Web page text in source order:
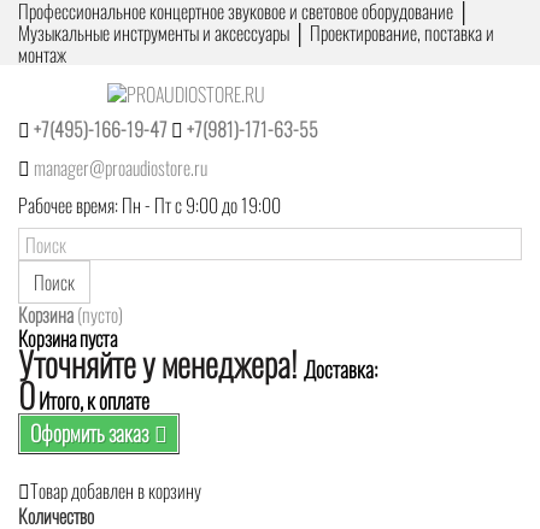
Профессиональное концертное звуковое и световое оборудование │
Музыкальные инструменты и аксессуары │ Проектирование, поставка и
монтаж
+7(495)-166-19-47
+7(981)-171-63-55
manager@proaudiostore.ru
Рабочее время: Пн - Пт с 9:00 до 19:00
Поиск
Корзина(пусто)
Корзина пуста
Уточняйте у менеджера! Доставка:
0Итого, к оплате
Оформить заказ
Товар добавлен в корзину
Количество